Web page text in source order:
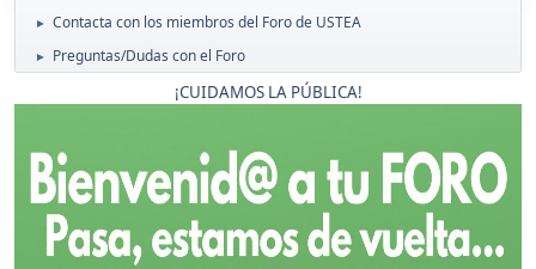
► Contacta con los miembros del Foro de USTEA
► Preguntas/Dudas con el Foro
¡CUIDAMOS LA PÚBLICA!